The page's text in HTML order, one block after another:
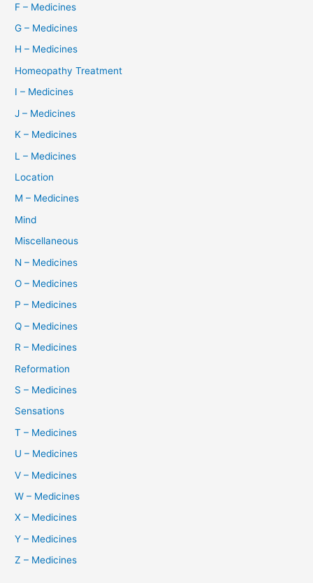
F – Medicines
G – Medicines
H – Medicines
Homeopathy Treatment
I – Medicines
J – Medicines
K – Medicines
L – Medicines
Location
M – Medicines
Mind
Miscellaneous
N – Medicines
O – Medicines
P – Medicines
Q – Medicines
R – Medicines
Reformation
S – Medicines
Sensations
T – Medicines
U – Medicines
V – Medicines
W – Medicines
X – Medicines
Y – Medicines
Z – Medicines